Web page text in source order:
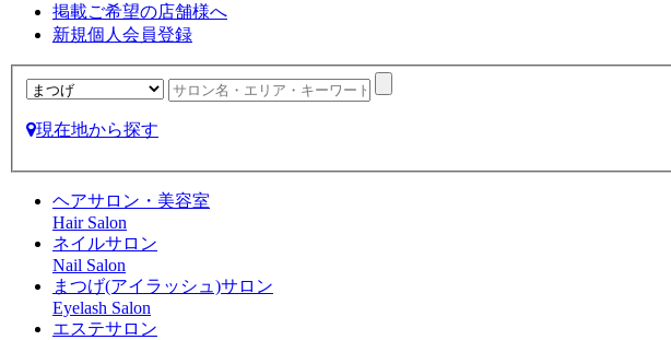
掲載ご希望の店舗様へ
新規個人会員登録
現在地から探す
ヘアサロン・美容室
Hair Salon
ネイルサロン
Nail Salon
まつげ(アイラッシュ)サロン
Eyelash Salon
エステサロン